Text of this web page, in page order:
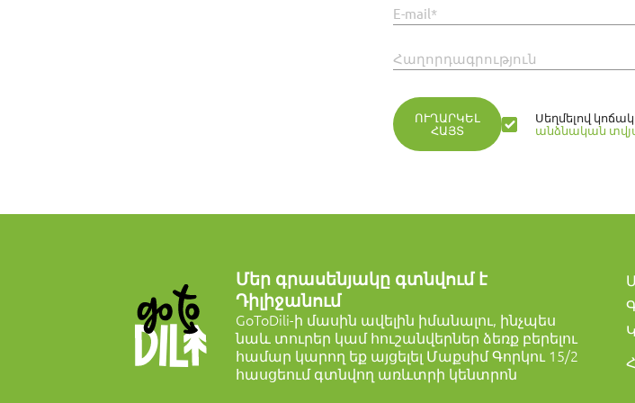
E-mail*
Հաղորդագրություն
ՈՒՂԱՐԿԵԼ
ՀԱՅՏ
Սեղմելով
անձնական
Մեր գրասենյակը գտնվում է
Դիլիջանում
GoToDili-ի մասին ավելին իմանալու, ինչպես
նաև տուրեր կամ հուշանվերներ ձեռք բերելու
համար կարող եք այցելել Մաքսիմ Գորկու 15/2
հասցեում գտնվող առևտրի կենտրոն